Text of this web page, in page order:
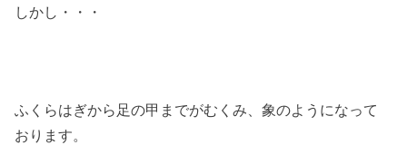
しかし・・・
ふくらはぎから足の甲までがむくみ、象のようになって
おります。